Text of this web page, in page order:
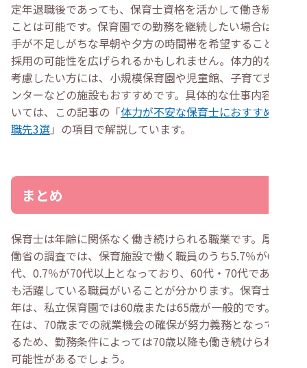
定年退職後であっても、保育士資格を活かして働き続ける
ことは可能です。保育園での勤務を継続したい場合は、人
手が不足しがちな早朝や夕方の時間帯を希望することで、
採用の可能性を広げられるかもしれません。体力的な面を
考慮したい方には、小規模保育園や児童館、子育て支援セ
ンターなどの施設もおすすめです。具体的な仕事内容につ
いては、この記事の「体力が不安な保育士におすすめの転
職先3選」の項目で解説しています。
まとめ
保育士は年齢に関係なく働き続けられる職業です。厚生労
働省の調査では、保育施設で働く職員のうち5.7％が60
代、0.7％が70代以上となっており、60代・70代であって
も活躍している職員がいることが分かります。保育士の定
年は、私立保育園では60歳または65歳が一般的です。現
在は、70歳までの就業機会の確保が努力義務となってい
るため、勤務条件によっては70歳以降も働き続けられる
可能性があるでしょう。